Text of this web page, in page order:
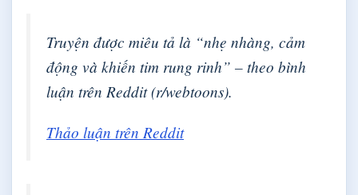
Truyện được miêu tả là “nhẹ nhàng, cảm
động và khiến tim rung rinh” – theo bình
luận trên Reddit (r/webtoons).
Thảo luận trên Reddit